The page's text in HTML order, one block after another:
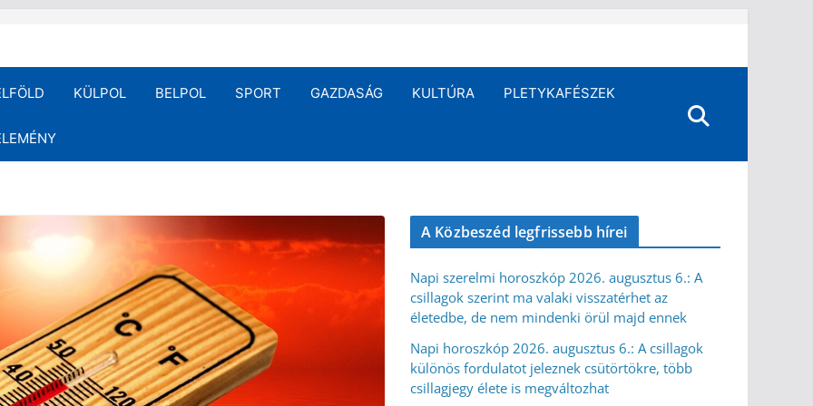
KÜLPOL BELPOL SPORT GAZDASÁG KULTÚRA PLETYKAFÉSZEK
A Közbeszéd legfrissebb hírei
Napi szerelmi horoszkóp 2026. augusztus 6.: A
csillagok szerint ma valaki visszatérhet az
életedbe, de nem mindenki örül majd ennek
Napi horoszkóp 2026. augusztus 6.: A csillagok
különös fordulatot jeleznek csütörtökre, több
csillagjegy élete is megváltozhat